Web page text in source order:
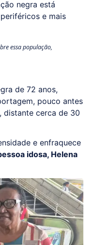
negra está
e mais
essa população,
de 72 anos,
pouco antes
distante cerca de 30
e enfraquece
idosa, Helena